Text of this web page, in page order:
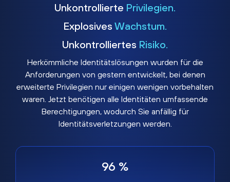
Unkontrollierte Privilegien.
Explosives Wachstum.
Unkontrolliertes Risiko.
Herkömmliche Identitätslösungen wurden für die
Anforderungen von gestern entwickelt, bei denen
erweiterte Privilegien nur einigen wenigen vorbehalten
waren. Jetzt benötigen alle Identitäten umfassende
Berechtigungen, wodurch Sie anfällig für
Identitätsverletzungen werden.
96 %